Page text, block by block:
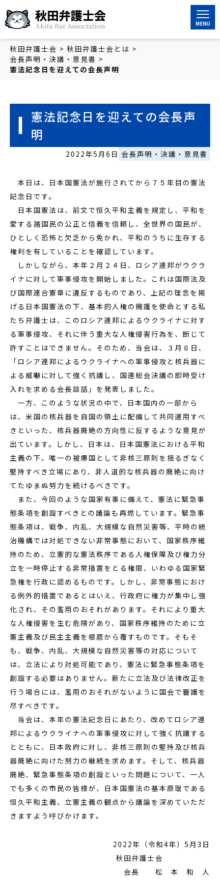
秋田弁護士会
秋田弁護士会 > 秋田弁護士会とは >
会長声明・決議・意見書 >
憲法記念日を迎えての会長声明
憲法記念日を迎えての会長声
明
2022年5月6日 会長声明・決議・意見書
本日は、日本国憲法が施行されてから７５年目の憲法
記念日です。
日本国憲法は、前文で恒久平和主義を規定し、平和を
愛する諸国民の公正と信義を信頼し、全世界の国民が、
ひとしく恐怖と欠乏から免かれ、平和のうちに生存する
権利を有していることを確認しています。
しかしながら、本年２月２４日、ロシア連邦がウクラ
イナに対して軍事侵攻を開始しました。これは国際法及
び国際連合憲章に違反するものであり、上記の理念を掲
げる日本国憲法の下、基本的人権の擁護を使命とする私
たち弁護士は、このロシア連邦によるウクライナに対す
る軍事侵攻、それに伴う重大な人権侵害行為を、断じて
許すことはできません。そのため、当会は、３月８日、
「ロシア連邦によるウクライナへの軍事侵攻と核兵器に
よる威嚇に対して強く抗議し、国連総会決議の即時受け
入れを求める会長談話」を発表しました。
一方、このような状況の中で、日本国内の一部から
は、米国の核兵器を自国の領土に配備して共同運用すべ
きといった、核兵器廃絶の方向性に反するような意見が
出ています。しかし、日本は、日本国憲法における平和
主義の下、唯一の被爆国として非核三原則を揺るぎなく
堅持すべき立場にあり、非人道的な核兵器の廃絶に向け
てたゆまぬ努力を続けるべきです。
また、今回のような国家有事に備えて、憲法に緊急事
態条項を創設すべきとの議論も再燃しています。緊急事
態条項は、戦争、内乱、大規模な自然災害等、平時の統
治機構では対処できない非常事態において、国家秩序維
持のため、立憲的な憲法秩序である人権保障及び権力分
立を一時停止する非常措置をとる権限、いわゆる国家緊
急権を行政に認めるものです。しかし、非常事態におけ
る例外的措置であるとはいえ、行政府に権力が集中し強
化され、その濫用のおそれがあります。それにより重大
な人権侵害を生む危険があり、国家秩序維持のために立
憲主義及び民主主義を根底から覆すものです。そもそ
も、戦争、内乱、大規模な自然災害等の対応について
は、立法により対処可能であり、憲法に緊急事態条項を
創設する必要はありません。新たに立法及び法律改正を
行う場合には、濫用のおそれがないように国会で審議を
尽すべきです。
当会は、本年の憲法記念日にあたり、改めてロシア連
邦によるウクライナへの軍事侵攻に対して強く抗議する
とともに、日本政府に対し、非核三原則の堅持及び核兵
器廃絶に向けた努力の継続を求めます。そして、核兵器
廃絶、緊急事態条項の創設といった問題について、一人
でも多くの市民の皆様が、日本国憲法の基本原理である
恒久平和主義、立憲主義の観点から議論を深めていただ
きますよう呼びかけます。
2022年（令和4年）5月3日
秋田弁護士会
会長 松 本 和 人